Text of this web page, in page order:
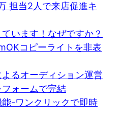
担当2人で来店促進キ
います！なぜですか？
コピーライトを非表
るオーディション運営
ォームで完結
-ワンクリックで即時